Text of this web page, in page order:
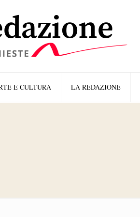
E CULTURA LA REDAZIONE